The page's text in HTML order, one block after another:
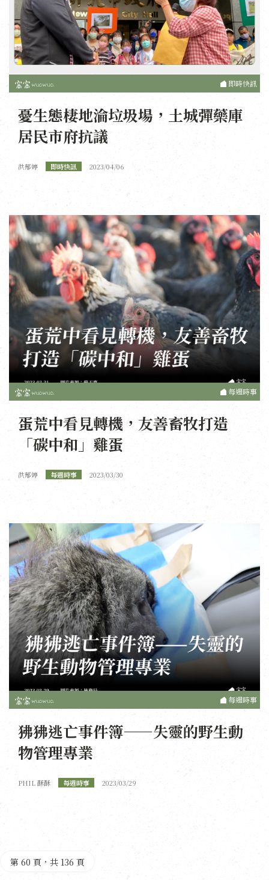
即時快訊
憂生態棲地淪垃圾場，土城彈藥庫
居民市府抗議
洪郁婷 即時快訊 2023/04/06
每週時事
蛋荒中看見轉機，友善畜牧打造
「碳中和」雞蛋
洪郁婷 每週時事 2023/03/30
每週時事
狒狒逃亡事件簿——失靈的野生動
物管理專業
PHIL 酥酥 每週時事 2023/03/29
第 60 頁，共 136 頁